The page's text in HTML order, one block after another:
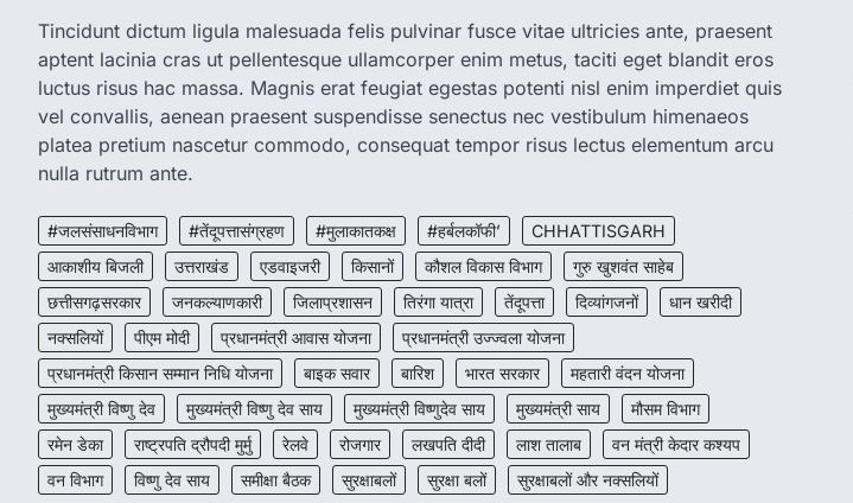
Tincidunt dictum ligula malesuada felis pulvinar fusce vitae ultricies ante, praesent
aptent lacinia cras ut pellentesque ullamcorper enim metus, taciti eget blandit eros
luctus risus hac massa. Magnis erat feugiat egestas potenti nisl enim imperdiet quis
vel convallis, aenean praesent suspendisse senectus nec vestibulum himenaeos
platea pretium nascetur commodo, consequat tempor risus lectus elementum arcu
nulla rutrum ante.
#जलसंसाधनविभाग #तेंदूपत्तासंग्रहण #मुलाकातकक्ष #हर्बलकॉफी’
CHHATTISGARH
आकाशीय बिजली
उत्तराखंड एडवाइजरी किसानों कौशल विकास विभाग
गुरु खुशवंत साहेब
छत्तीसगढ़सरकार
जनकल्याणकारी जिलाप्रशासन तिरंगा यात्रा तेंदूपत्ता दिव्यांगजनों
धान खरीदी
नक्सलियों
पीएम मोदी प्रधानमंत्री आवास योजना
प्रधानमंत्री उज्ज्वला योजना
प्रधानमंत्री किसान सम्मान निधि योजना
बाइक सवार बारिश भारत सरकार
महतारी वंदन योजना
मुख्यमंत्री विष्णु देव
मुख्यमंत्री विष्णु देव साय मुख्यमंत्री विष्णुदेव साय मुख्यमंत्री साय
मौसम विभाग
रमेन डेका
राष्ट्रपति द्रौपदी मुर्मु रेलवे रोजगार लखपति दीदी लाश तालाब
वन मंत्री केदार कश्यप
वन विभाग
विष्णु देव साय समीक्षा बैठक सुरक्षाबलों सुरक्षा बलों सुरक्षाबलों और नक्सलियों